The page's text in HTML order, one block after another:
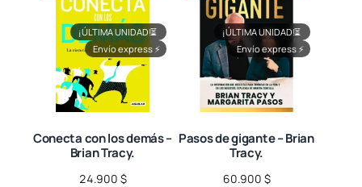
Conecta con los demás –
Brian Tracy.
24.900 $
¡ÚLTIMA UNIDAD!⏳
Envío express ⚡
Pasos de gigante – Brian
Tracy.
60.900 $
¡ÚLTIMA UNIDAD!⏳
Envío express ⚡